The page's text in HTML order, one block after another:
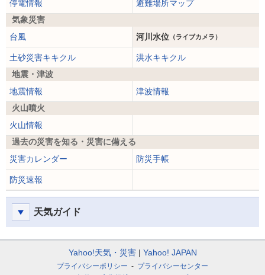
停電情報
避難場所マップ
気象災害
台風
河川水位 （ライブカメラ）
土砂災害キキクル
洪水キキクル
地震・津波
地震情報
津波情報
火山噴火
火山情報
過去の災害を知る・災害に備える
災害カレンダー
防災手帳
防災速報
天気ガイド
Yahoo!天気・災害 Yahoo! JAPAN
プライバシーポリシー
プライバシーセンター